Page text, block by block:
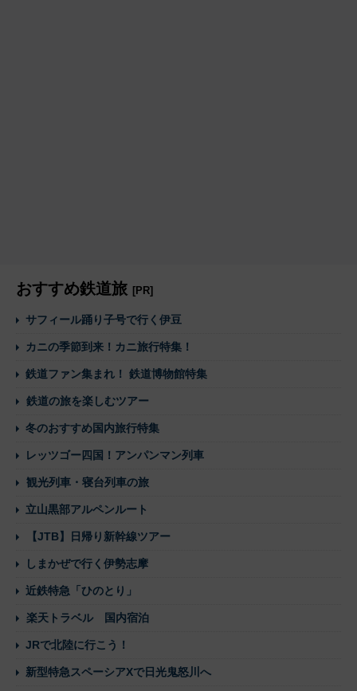
おすすめ鉄道旅 [PR]
サフィール踊り子号で行く伊豆
カニの季節到来！カニ旅行特集！
鉄道ファン集まれ！ 鉄道博物館特集
鉄道の旅を楽しむツアー
冬のおすすめ国内旅行特集
レッツゴー四国！アンパンマン列車
観光列車・寝台列車の旅
立山黒部アルペンルート
【JTB】日帰り新幹線ツアー
しまかぜで行く伊勢志摩
近鉄特急「ひのとり」
楽天トラベル 国内宿泊
JRで北陸に行こう！
新型特急スペーシアXで日光鬼怒川へ